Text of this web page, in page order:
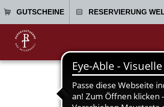
GUTSCHEINE RESERVIERUNG